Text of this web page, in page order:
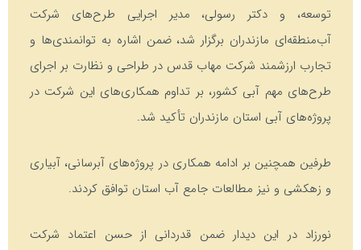
توسعه، و دکتر رسولی، مدیر اجرایی طرح‌های شرکت
آب‌منطقه‌ای مازندران برگزار شد، ضمن اشاره به توانمندی‌ها و
تجارب ارزشمند شرکت مهاب قدس در طراحی و نظارت بر اجرای
طرح‌های مهم آبی کشور، بر تداوم همکاری‌های این شرکت در
پروژه‌های آبی استان مازندران تأکید شد.
طرفین همچنین بر ادامه همکاری در پروژه‌های آبرسانی، آبیاری
و زهکشی و نیز مطالعات جامع آب استان توافق کردند.
نورزاد در این دیدار ضمن قدردانی از حسن اعتماد شرکت